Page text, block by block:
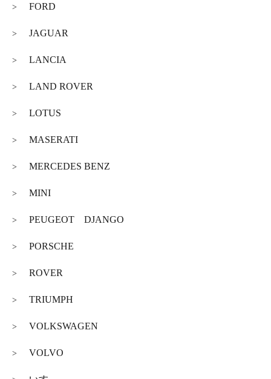
> FORD
> JAGUAR
> LANCIA
> LAND ROVER
> LOTUS
> MASERATI
> MERCEDES BENZ
> MINI
> PEUGEOT DJANGO
> PORSCHE
> ROVER
> TRIUMPH
> VOLKSWAGEN
> VOLVO